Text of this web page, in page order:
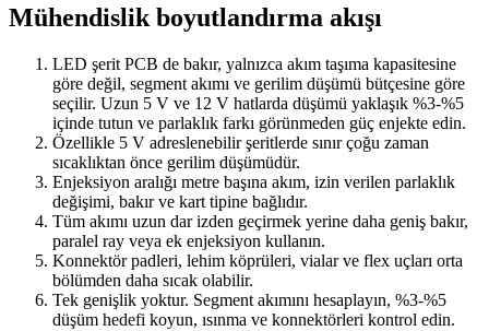
Mühendislik boyutlandırma akışı
LED şerit PCB de bakır, yalnızca akım taşıma kapasitesine
göre değil, segment akımı ve gerilim düşümü bütçesine göre
seçilir. Uzun 5 V ve 12 V hatlarda düşümü yaklaşık %3-%5
içinde tutun ve parlaklık farkı görünmeden güç enjekte edin.
Özellikle 5 V adreslenebilir şeritlerde sınır çoğu zaman
sıcaklıktan önce gerilim düşümüdür.
Enjeksiyon aralığı metre başına akım, izin verilen parlaklık
değişimi, bakır ve kart tipine bağlıdır.
Tüm akımı uzun dar izden geçirmek yerine daha geniş bakır,
paralel ray veya ek enjeksiyon kullanın.
Konnektör padleri, lehim köprüleri, vialar ve flex uçları orta
bölümden daha sıcak olabilir.
Tek genişlik yoktur. Segment akımını hesaplayın, %3-%5
düşüm hedefi koyun, ısınma ve konnektörleri kontrol edin.